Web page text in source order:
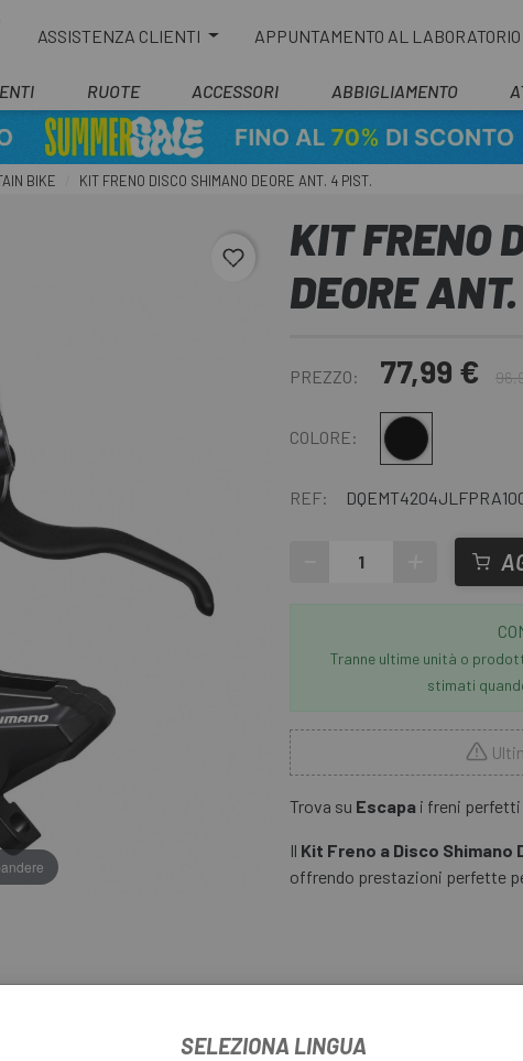
ASSISTENZA CLIENTI APPUNTAMENTO AL LABORATORIO
RUOTE ACCESSORI ABBIGLIAMENTO
BIKE KIT FRENO DISCO SHIMANO DEORE ANT. 4 PIST.
favorite_border
KIT FRENO
DEORE
PREZZO: 77,99 €
COLORE: Nero
REF:
Tranne ultime unità o
stimati
Trova su Escapa i freni perfetti
Il Kit Freno a Disco Shimano
offrendo prestazioni perfette
DEORE ANT. 4 PIST.
SELEZIONA LINGUA